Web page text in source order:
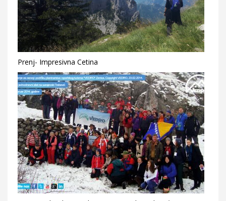
Prenj- Impresivna Cetina